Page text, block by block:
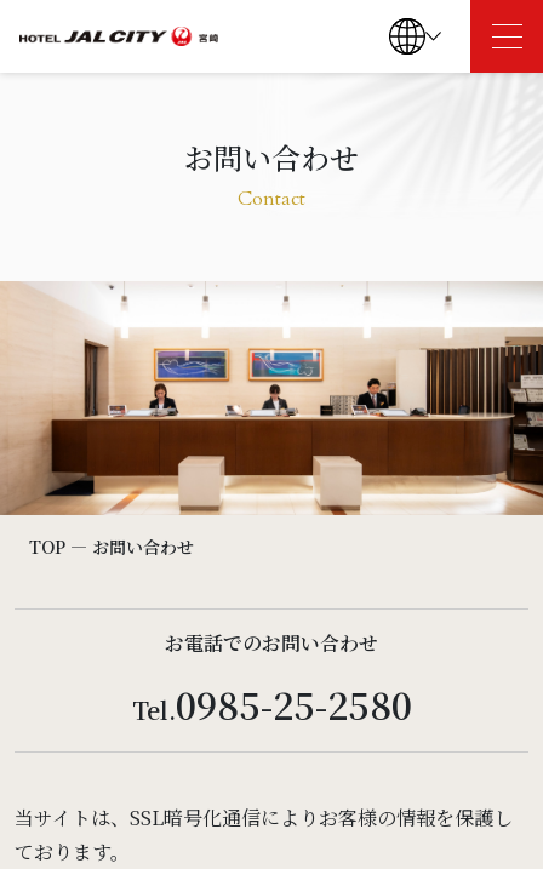
客室
朝食
駐車場のご案内
宴会場
よくあるご質問
お問い合わせ
Contact
TOP ― お問い合わせ
お電話でのお問い合わせ
Tel.0985-25-2580
当サイトは、SSL暗号化通信によりお客様の情報を保護し
ております。